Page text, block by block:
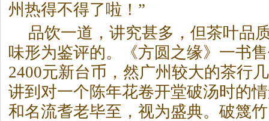
州热得不得了啦！”
品饮一道，讲究甚多，但茶叶品
味形为鉴评的。《方圆之缘》一书
2400元新台币，然广州较大的茶行
讲到对一个陈年花卷开堂破汤时的
和名流耆老毕至，视为盛典。破篾